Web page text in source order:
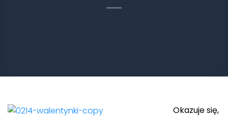
Okazuje się,